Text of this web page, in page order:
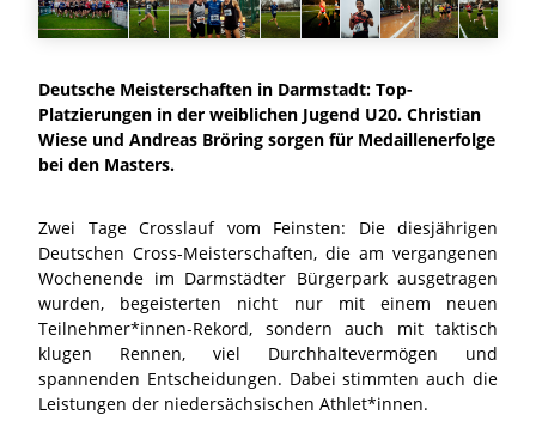
Deutsche Meisterschaften in Darmstadt: Top-
Platzierungen in der weiblichen Jugend U20. Christian
Wiese und Andreas Bröring sorgen für Medaillenerfolge
bei den Masters.
Zwei Tage Crosslauf vom Feinsten: Die diesjährigen
Deutschen Cross-Meisterschaften, die am vergangenen
Wochenende im Darmstädter Bürgerpark ausgetragen
wurden, begeisterten nicht nur mit einem neuen
Teilnehmer*innen-Rekord, sondern auch mit taktisch
klugen Rennen, viel Durchhaltevermögen und
spannenden Entscheidungen. Dabei stimmten auch die
Leistungen der niedersächsischen Athlet*innen.